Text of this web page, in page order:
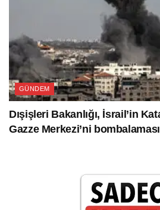
GÜNDEM
Dışişleri Bakanlığı, İsrail’in
Gazze Merkezi’ni